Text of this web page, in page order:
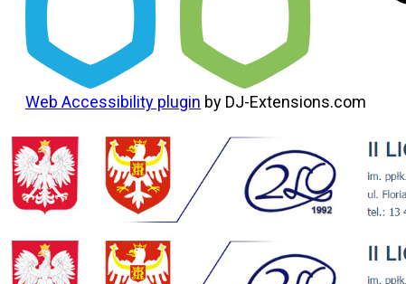
Web Accessibility plugin by DJ-Extensions.com